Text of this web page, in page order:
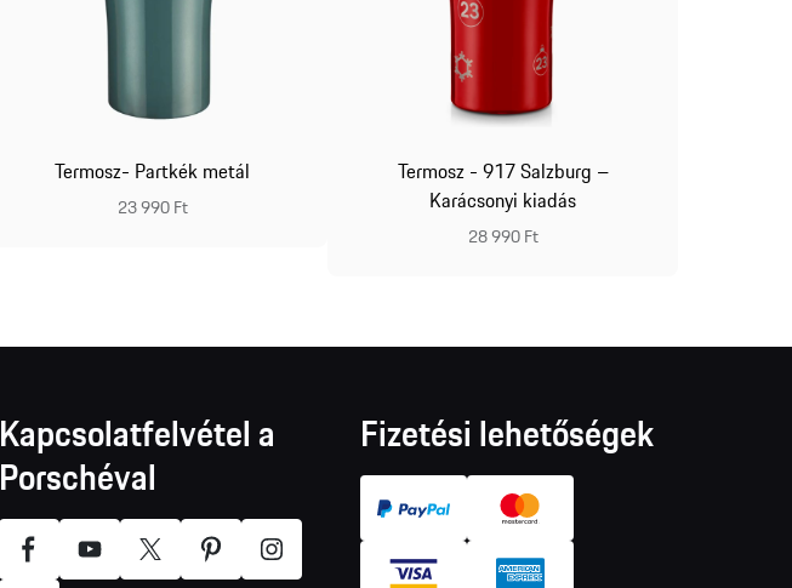
Termosz- Partkék metál
23 990 Ft
Termosz - 917 Salzburg –
Karácsonyi kiadás
28 990 Ft
Kapcsolatfelvétel a
Porschéval
Fizetési lehetőségek